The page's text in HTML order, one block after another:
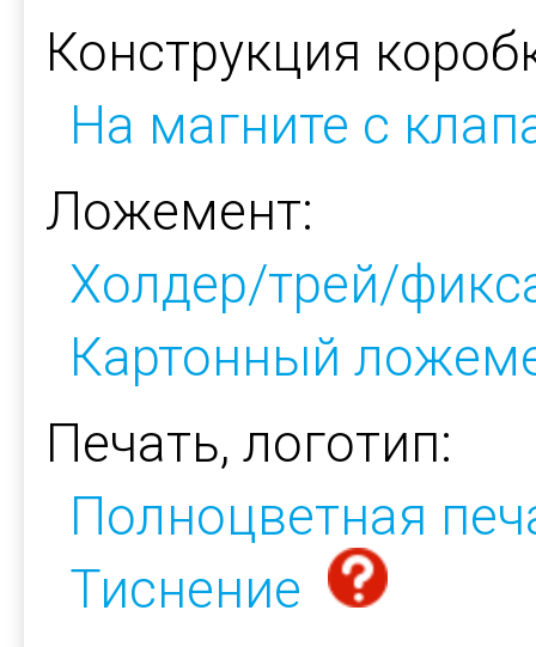
Конструкция
На магните с
Ложемент:
Холдер/трей/
Картонный
Печать, логотип:
Полноцветная
Тиснение